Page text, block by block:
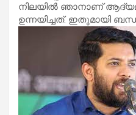
നിലയില്‍ ഞാനാണ്
ഉന്നയിച്ചത്. ഇതുമായി